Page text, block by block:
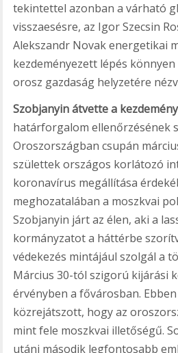
tekintettel azonban a várható
visszaesésre, az Igor Szecsin
Alekszandr Novak energetikai
kezdeményezett lépés
orosz gazdaság helyzetére
Szobjanyin átvette a
határforgalom ellenőrzésének
Oroszországban csupán
születtek országos korlátozó
koronavírus megállítása
meghozatalában a moszkvai
Szobjanyin járt az élen, aki a
kormányzatot a háttérbe
védekezés mintájául szolgál a
Március 30-tól szigorú kijárási
érvényben a fővárosban.
közrejátszott, hogy az
mint fele moszkvai illetőségű.
utáni második legfontosabb